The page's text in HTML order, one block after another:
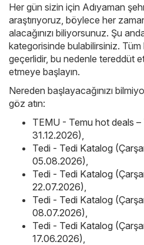
Her gün sizin için Adıyaman
araştırıyoruz, böylece her
alacağınızı biliyorsunuz. Şu
kategorisinde bulabilirsiniz. Tüm
geçerlidir, bu nedenle tereddüt
etmeye başlayın.
Nereden başlayacağınızı
göz atın:
TEMU - Temu hot deals
31.12.2026)
Tedi - Tedi Katalog
05.08.2026)
Tedi - Tedi Katalog
22.07.2026)
Tedi - Tedi Katalog
08.07.2026)
Tedi - Tedi Katalog
17.06.2026)